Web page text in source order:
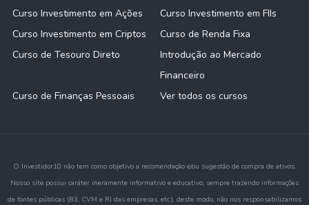
Curso Investimento em Ações
Curso Investimento em FIIs
Curso Investimento em Criptos
Curso de Renda Fixa
Curso de Tesouro Direto
Introdução ao Mercado
Financeiro
Curso de Finanças Pessoais
Ver todos os cursos
O Investidor10 não tem como objetivo a recomendação e/ou sugestão de compra de ativos.
Nosso site possui caráter meramente informativo e educativo, sempre trazendo informações
de fontes públicas (B3, CVM e RI das empresas, etc.), deste modo, não nos responsabilizamos